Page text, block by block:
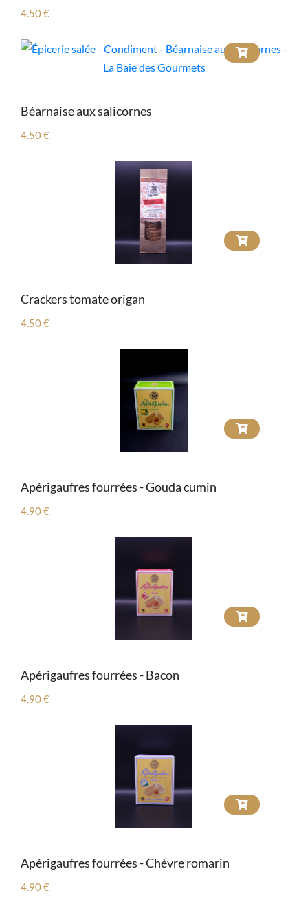
4.50 €
Béarnaise aux salicornes
4.50 €
Crackers tomate origan
4.50 €
Apérigaufres fourrées - Gouda cumin
4.90 €
Apérigaufres fourrées - Bacon
4.90 €
Apérigaufres fourrées - Chèvre romarin
4.90 €